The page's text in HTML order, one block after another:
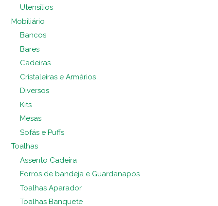
Utensílios
Mobiliário
Bancos
Bares
Cadeiras
Cristaleiras e Armários
Diversos
Kits
Mesas
Sofás e Puffs
Toalhas
Assento Cadeira
Forros de bandeja e Guardanapos
Toalhas Aparador
Toalhas Banquete